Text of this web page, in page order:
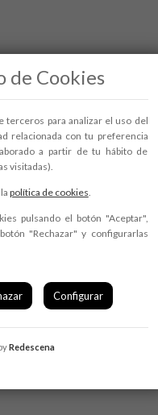
del Circuito
de Cookies
terceros para analizar el uso del
relacionada con tu preferencia
a partir de tu hábito de
visitadas).
política de cookies.
pulsando el botón "Aceptar",
"Rechazar" y configurarlas
Configurar
Redescena